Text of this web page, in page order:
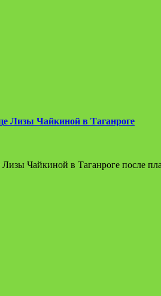
Лизы Чайкиной в Таганроге
Чайкиной в Таганроге после